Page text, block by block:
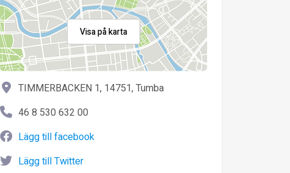
Visa på karta
TIMMERBACKEN 1, 14751, Tumba
46 8 530 632 00
Lägg till facebook
Lägg till Twitter